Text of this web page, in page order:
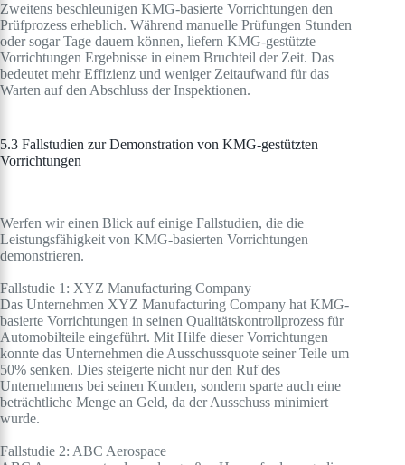
Zweitens beschleunigen KMG-basierte Vorrichtungen den
Prüfprozess erheblich. Während manuelle Prüfungen Stunden
oder sogar Tage dauern können, liefern KMG-gestützte
Vorrichtungen Ergebnisse in einem Bruchteil der Zeit. Das
bedeutet mehr Effizienz und weniger Zeitaufwand für das
Warten auf den Abschluss der Inspektionen.
5.3 Fallstudien zur Demonstration von KMG-gestützten
Vorrichtungen
Werfen wir einen Blick auf einige Fallstudien, die die
Leistungsfähigkeit von KMG-basierten Vorrichtungen
demonstrieren.
Fallstudie 1: XYZ Manufacturing Company
Das Unternehmen XYZ Manufacturing Company hat KMG-
basierte Vorrichtungen in seinen Qualitätskontrollprozess für
Automobilteile eingeführt. Mit Hilfe dieser Vorrichtungen
konnte das Unternehmen die Ausschussquote seiner Teile um
50% senken. Dies steigerte nicht nur den Ruf des
Unternehmens bei seinen Kunden, sondern sparte auch eine
beträchtliche Menge an Geld, da der Ausschuss minimiert
wurde.
Fallstudie 2: ABC Aerospace